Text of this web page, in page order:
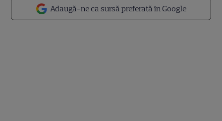
Adaugă-ne ca sursă preferată în Google